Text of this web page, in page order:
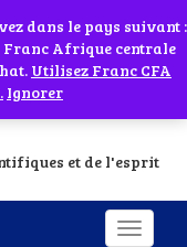
l'icône en face
et de l'esprit
nous par WhatsApp au
dans le pays suivant :
Franc Afrique centrale
Utilisez Franc CFA
Ignorer